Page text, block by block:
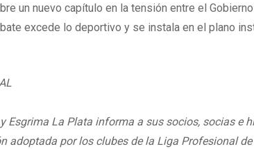
un nuevo capítulo en la tensión entre el Gobierno
excede lo deportivo y se instala en el plano
Esgrima La Plata informa a sus socios, socias e
adoptada por los clubes de la Liga Profesional